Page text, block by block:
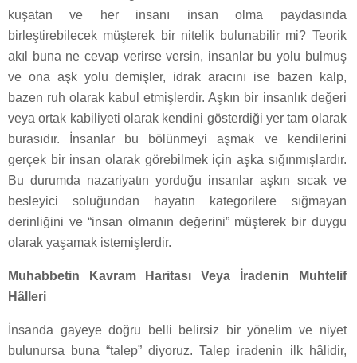
kuşatan ve her insanı insan olma paydasında
birleştirebilecek müşterek bir nitelik bulunabilir mi? Teorik
akıl buna ne cevap verirse versin, insanlar bu yolu bulmuş
ve ona aşk yolu demişler, idrak aracını ise bazen kalp,
bazen ruh olarak kabul etmişlerdir. Aşkın bir insanlık değeri
veya ortak kabiliyeti olarak kendini gösterdiği yer tam olarak
burasıdır. İnsanlar bu bölünmeyi aşmak ve kendilerini
gerçek bir insan olarak görebilmek için aşka sığınmışlardır.
Bu durumda nazariyatın yorduğu insanlar aşkın sıcak ve
besleyici soluğundan hayatın kategorilere sığmayan
derinliğini ve “insan olmanın değerini” müşterek bir duygu
olarak yaşamak istemişlerdir.
Muhabbetin Kavram Haritası Veya İradenin Muhtelif
Hâlleri
İnsanda gayeye doğru belli belirsiz bir yönelim ve niyet
bulunursa buna “talep” diyoruz. Talep iradenin ilk hâlidir,